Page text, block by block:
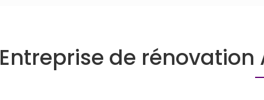
Entreprise de rénovation